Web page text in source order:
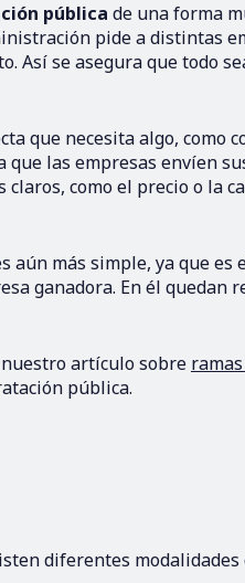
pública de una forma
pide a distintas
Así se asegura que todo
que necesita algo, como
las empresas envíen
como el precio o la
aún más simple, ya que es
ganadora. En él quedan
artículo sobre
pública.
diferentes